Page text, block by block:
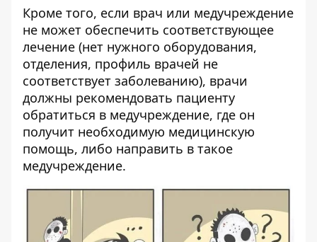
Кроме того, если врач или медучреждение
не может обеспечить соответствующее
лечение (нет нужного оборудования,
отделения, профиль врачей не
соответствует заболеванию), врачи
должны рекомендовать пациенту
обратиться в медучреждение, где он
получит необходимую медицинскую
помощь, либо направить в такое
медучреждение.